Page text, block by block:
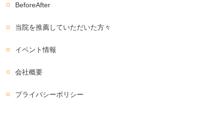
BeforeAfter
当院を推薦していただいた方々
イベント情報
会社概要
プライバシーポリシー